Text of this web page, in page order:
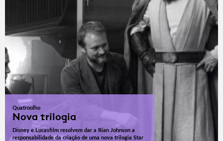
Quatroolho
Nova trilogia
Disney e Lucasfilm resolvem dar a Rian Johnson a
responsabilidade da criação de uma nova trilogia Star